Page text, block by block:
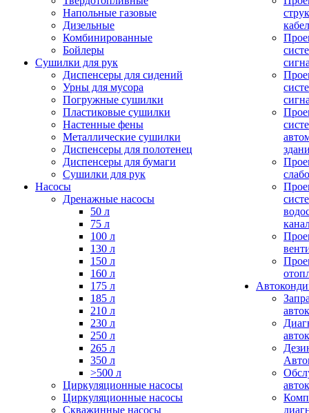
Напольные газовые
Дизельные
Комбинированные
Бойлеры
Сушилки для рук
Диспенсеры для сидений
Урны для мусора
Погружные сушилки
Пластиковые сушилки
Настенные фены
Металлические сушилки
Диспенсеры для полотенец
Диспенсеры для бумаги
Сушилки для рук
Насосы
Дренажные насосы
50 л
75 л
100 л
130 л
150 л
160 л
175 л
185 л
210 л
230 л
250 л
265 л
350 л
>500 л
Циркуляционные насосы
Циркуляционные насосы
Скважинные насосы